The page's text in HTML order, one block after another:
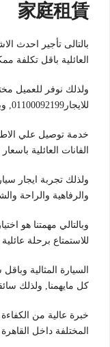
家庭租賃
بالتالى تأجير احدث
العائلية باقل تكلفة
ولذلك نوفر للعميل
للايجار01100092199, وبالتالي حتي يتمتع بافضل
خدمة توصيل علي
الفانات العائلية
ولذلك تجربة ايجار
والرفاهية والراحة
وبالتالي مهمتنا هو
للاستمتاع برحلة
كل مايهمنا, ولذلك
خبرة عالية من
المختلفة داخل